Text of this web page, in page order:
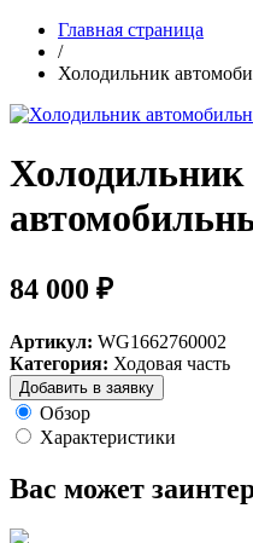
Главная страница
/
Холодильник
Холодильник
84 000 ₽
Артикул: WG1662760002
Категория: Ходовая часть
Добавить в заявку
Обзор
Характеристики
Вас может